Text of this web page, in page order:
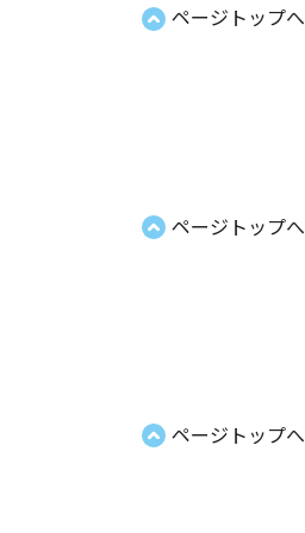
ページトップへ
ページトップへ
ページトップへ